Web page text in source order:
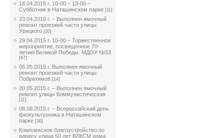
18.04.2015 г. 10-00 – 13-00 –
Субботник в Наташинском парке [11]
23.04.2015 г. – Выполнен ямочный
ремонт проезжей части улицы
Урицкого [20]
29.04.2015 г. 10-00 – Торжественное
мероприятие, посвященное 70-
летию Великой Победы. МДОУ №53
[67]
06.05.2015 г. Выполнен ямочный
ремонт проезжей части улицы
Побратимов [14]
20.05.2015 г. – Выполнен ямочный
ремонт улицы Коммунистическая
[11]
08.08.2015 г. – Всероссийский день
физкультурника в Наташинском
парке [36]
Комплексное благоустройство по
адресу улица 50 лет ВЛКСМ дома